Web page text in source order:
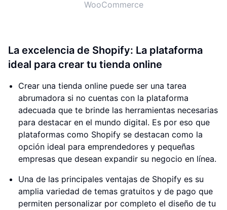
WooCommerce
La excelencia de Shopify: La plataforma
ideal para crear tu tienda online
Crear una tienda online puede ser una tarea
abrumadora si no cuentas con la plataforma
adecuada que te brinde las herramientas necesarias
para destacar en el mundo digital. Es por eso que
plataformas como Shopify se destacan como la
opción ideal para emprendedores y pequeñas
empresas que desean expandir su negocio en línea.
Una de las principales ventajas de Shopify es su
amplia variedad de temas gratuitos y de pago que
permiten personalizar por completo el diseño de tu